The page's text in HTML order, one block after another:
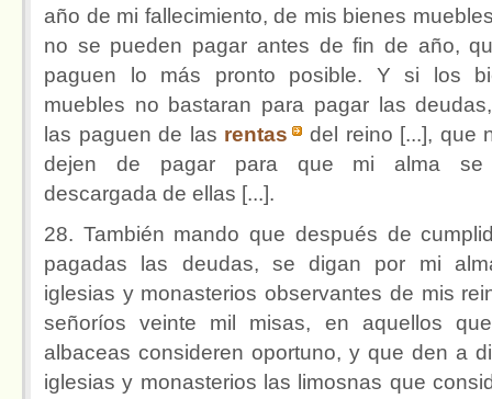
año de mi fallecimiento, de mis bienes
no se pueden pagar antes de fin de año,
paguen lo más pronto posible. Y si los
muebles no bastaran para pagar las
las paguen de las rentas
del reino [...], que
dejen de pagar para que mi alma se
descargada de ellas [...].
28. También mando que después de
pagadas las deudas, se digan por mi
iglesias y monasterios observantes de mis
señoríos veinte mil misas, en aquellos
albaceas consideren oportuno, y que den a
iglesias y monasterios las limosnas que